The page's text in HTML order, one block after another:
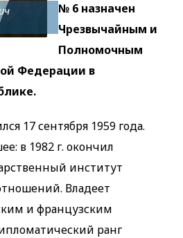
№ 6 назначен
Чрезвычайным и
Полномочным
Федерации в
17 сентября 1959 года.
в 1982 г. окончил
институт
Владеет
и французским
ранг